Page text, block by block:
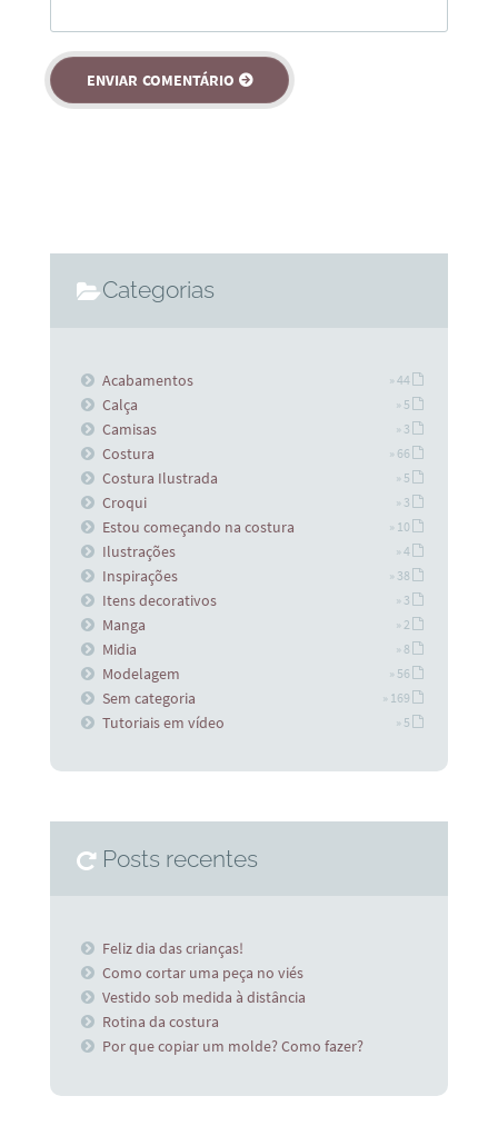
Categorias
Acabamentos » 44
Calça » 5
Camisas » 3
Costura » 66
Costura Ilustrada » 5
Croqui » 3
Estou começando na costura » 10
Ilustrações » 4
Inspirações » 38
Itens decorativos » 3
Manga » 2
Midia » 8
Modelagem » 56
Sem categoria » 169
Tutoriais em vídeo » 5
Posts recentes
Feliz dia das crianças!
Como cortar uma peça no viés
Vestido sob medida à distância
Rotina da costura
Por que copiar um molde? Como fazer?